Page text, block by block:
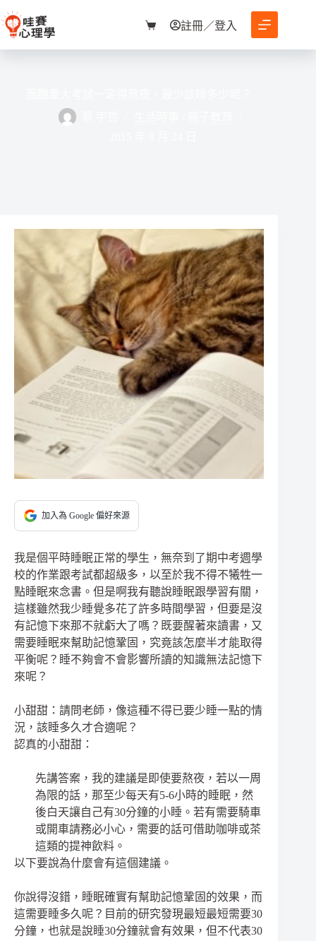
至
購
物
註冊／登入
加入為 Google 偏好來源
我是個平時睡眠正常的學生，無奈到了期中考週學
校的作業跟考試都超級多，以至於我不得不犧牲一
點睡眠來念書。但是啊我有聽說睡眠跟學習有關，
這樣雖然我少睡覺多花了許多時間學習，但要是沒
有記憶下來那不就虧大了嗎？既要醒著來讀書，又
需要睡眠來幫助記憶鞏固，究竟該怎麼半才能取得
平衡呢？睡不夠會不會影響所讀的知識無法記憶下
來呢？
小甜甜：請問老師，像這種不得已要少睡一點的情
況，該睡多久才合適呢？
認真的小甜甜：
先講答案，我的建議是即使要熬夜，若以一周
為限的話，那至少每天有5-6小時的睡眠，然
後白天讓自己有30分鐘的小睡。若有需要騎車
或開車請務必小心，需要的話可借助咖啡或茶
這類的提神飲料。
以下要說為什麼會有這個建議。
你說得沒錯，睡眠確實有幫助記憶鞏固的效果，而
這需要睡多久呢？目前的研究發現最短最短需要30
分鐘，也就是說睡30分鐘就會有效果，但不代表30